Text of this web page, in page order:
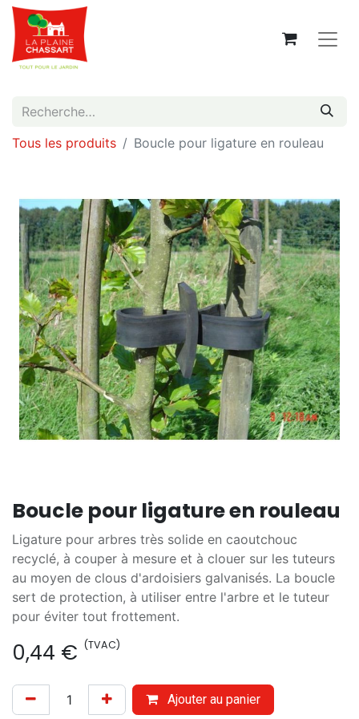
Tous les produits Boucle pour ligature en rouleau
Boucle pour ligature en rouleau
Ligature pour arbres très solide en caoutchouc
recyclé, à couper à mesure et à clouer sur les tuteurs
au moyen de clous d'ardoisiers galvanisés. La boucle
sert de protection, à utiliser entre l'arbre et le tuteur
pour éviter tout frottement.
0,44 € (TVAC)
Ajouter au panier